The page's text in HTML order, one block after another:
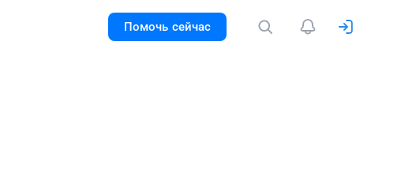
Помочь сейчас